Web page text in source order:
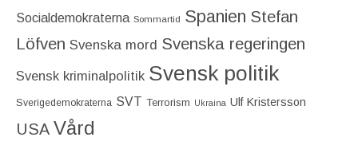
Socialdemokraterna Sommartid Spanien Stefan
Löfven Svenska mord Svenska regeringen
Svensk kriminalpolitik Svensk politik
Sverigedemokraterna SVT Terrorism Ukraina Ulf Kristersson
USA Vård